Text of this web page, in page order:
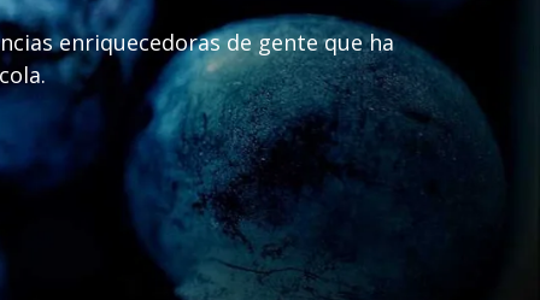
enriquecedoras de gente que ha